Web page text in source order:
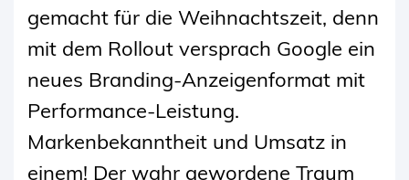
gemacht für die Weihnachtszeit, denn
mit dem Rollout versprach Google ein
neues Branding-Anzeigenformat mit
Performance-Leistung.
Markenbekanntheit und Umsatz in
einem! Der wahr gewordene Traum